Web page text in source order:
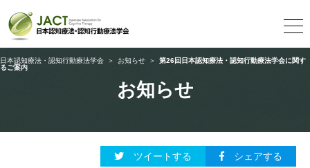
お知らせ
日本認知療法・認知行動療法学会 ＞ お知らせ ＞ 第26回日本認知療法・認知行動療法学会に関す
るご案内
ツイートする シェアする